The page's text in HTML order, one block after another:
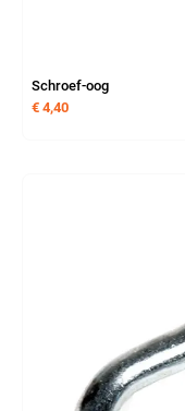
Schroef-oog
€ 4,40